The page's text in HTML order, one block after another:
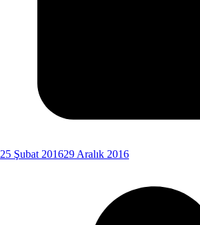
25 Şubat 201629 Aralık 2016